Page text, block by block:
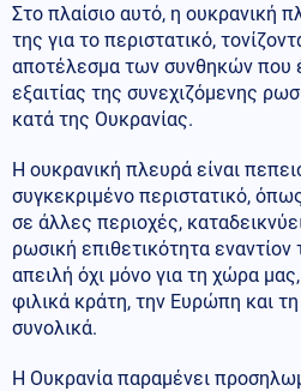
Στο πλαίσιο αυτό, η ουκρανική
της για το περιστατικό,
αποτέλεσμα των συνθηκών που
εξαιτίας της συνεχιζόμενης
κατά της Ουκρανίας.
Η ουκρανική πλευρά είναι
συγκεκριμένο περιστατικό,
σε άλλες περιοχές,
ρωσική επιθετικότητα
απειλή όχι μόνο για τη χώρα
φιλικά κράτη, την Ευρώπη και
συνολικά.
Η Ουκρανία παραμένει